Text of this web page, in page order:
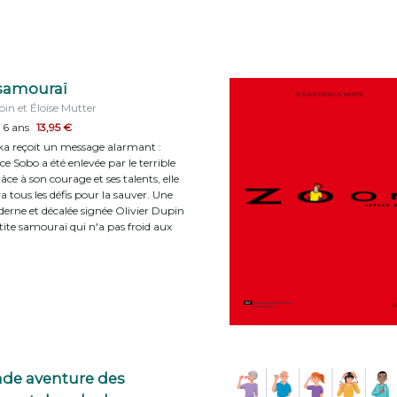
et Éloïse Mutter
ans 13,95 €
reçoit un message alarmant :
Sobo a été enlevée par le terrible
à son courage et ses talents, elle
tous les défis pour la sauver. Une
et décalée signée Olivier Dupin
samouraï qui n'a pas froid aux
aventure des